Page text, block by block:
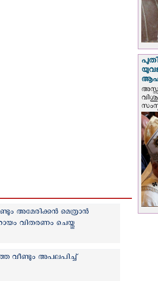
അമേരിക്കന്‍ മെത്രാന്‍
വിതരണം ചെയ്തു
വീണ്ടും അപലപിച്ച്